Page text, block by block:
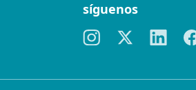
síguenos